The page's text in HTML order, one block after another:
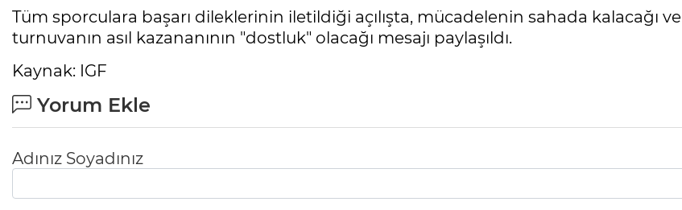
Tüm sporculara başarı dileklerinin iletildiği açılışta, mücadelenin sahada kalacağı ve
turnuvanın asıl kazananının "dostluk" olacağı mesajı paylaşıldı.
Kaynak: IGF
Yorum Ekle
Adınız Soyadınız